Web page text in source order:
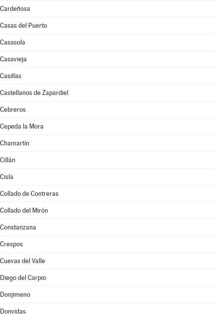
Cardeñosa
Casas del Puerto
Casasola
Casavieja
Casillas
Castellanos de Zapardiel
Cebreros
Cepeda la Mora
Chamartín
Cillán
Cisla
Collado de Contreras
Collado del Mirón
Constanzana
Crespos
Cuevas del Valle
Diego del Carpio
Donjimeno
Donvidas